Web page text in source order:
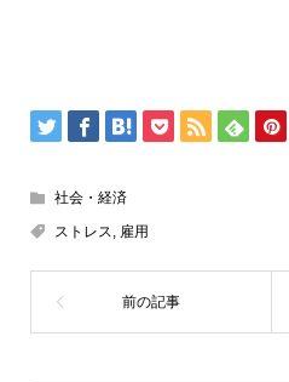
社会・経済
ストレス, 雇用